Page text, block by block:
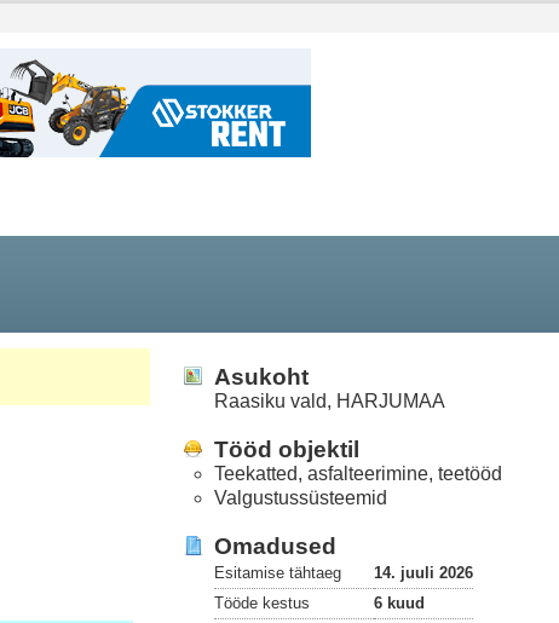
Asukoht
Raasiku vald, HARJUMAA
Tööd objektil
Teekatted, asfalteerimine, teetööd
Valgustussüsteemid
Omadused
Esitamise tähtaeg
14. juuli 2026
Tööde kestus
6 kuud